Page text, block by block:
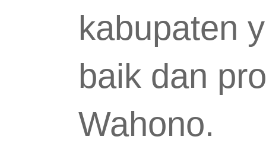
kabupaten
baik dan
Wahono.